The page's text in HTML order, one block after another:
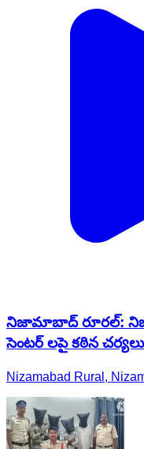
నిజామాబాద్ రూరల్:
సెంటర్ లపై కఠిన
Nizamabad Rural,